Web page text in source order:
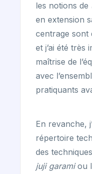
les notions de
en extension
centrage sont
et j’ai été très
maîtrise de
avec
pratiquants
En revanche,
répertoire
des
juji garamiou